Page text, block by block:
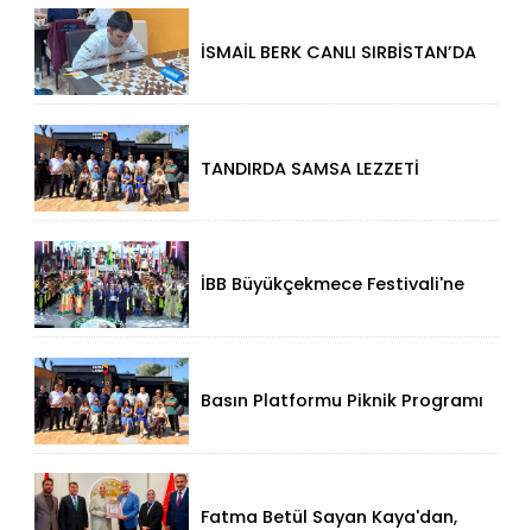
İSMAİL BERK CANLI SIRBİSTAN’DA
TANDIRDA SAMSA LEZZETİ
İBB Büyükçekmece Festivali'ne
Basın Platformu Piknik Programı
Fatma Betül Sayan Kaya'dan,